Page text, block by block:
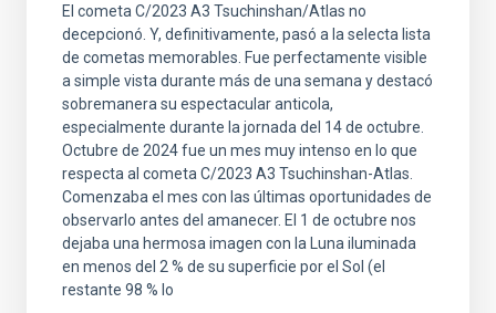
El cometa C/2023 A3 Tsuchinshan/Atlas no
decepcionó. Y, definitivamente, pasó a la selecta lista
de cometas memorables. Fue perfectamente visible
a simple vista durante más de una semana y destacó
sobremanera su espectacular anticola,
especialmente durante la jornada del 14 de octubre.
Octubre de 2024 fue un mes muy intenso en lo que
respecta al cometa C/2023 A3 Tsuchinshan-Atlas.
Comenzaba el mes con las últimas oportunidades de
observarlo antes del amanecer. El 1 de octubre nos
dejaba una hermosa imagen con la Luna iluminada
en menos del 2 % de su superficie por el Sol (el
restante 98 % lo